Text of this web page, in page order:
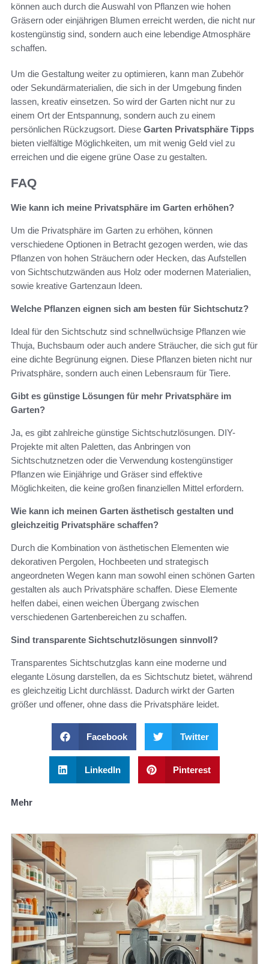
können auch durch die Auswahl von Pflanzen wie hohen
Gräsern oder einjährigen Blumen erreicht werden, die nicht nur
kostengünstig sind, sondern auch eine lebendige Atmosphäre
schaffen.
Um die Gestaltung weiter zu optimieren, kann man Zubehör
oder Sekundärmaterialien, die sich in der Umgebung finden
lassen, kreativ einsetzen. So wird der Garten nicht nur zu
einem Ort der Entspannung, sondern auch zu einem
persönlichen Rückzugsort. Diese Garten Privatsphäre Tipps
bieten vielfältige Möglichkeiten, um mit wenig Geld viel zu
erreichen und die eigene grüne Oase zu gestalten.
FAQ
Wie kann ich meine Privatsphäre im Garten erhöhen?
Um die Privatsphäre im Garten zu erhöhen, können
verschiedene Optionen in Betracht gezogen werden, wie das
Pflanzen von hohen Sträuchern oder Hecken, das Aufstellen
von Sichtschutzwänden aus Holz oder modernen Materialien,
sowie kreative Gartenzaun Ideen.
Welche Pflanzen eignen sich am besten für Sichtschutz?
Ideal für den Sichtschutz sind schnellwüchsige Pflanzen wie
Thuja, Buchsbaum oder auch andere Sträucher, die sich gut für
eine dichte Begrünung eignen. Diese Pflanzen bieten nicht nur
Privatsphäre, sondern auch einen Lebensraum für Tiere.
Gibt es günstige Lösungen für mehr Privatsphäre im
Garten?
Ja, es gibt zahlreiche günstige Sichtschutzlösungen. DIY-
Projekte mit alten Paletten, das Anbringen von
Sichtschutznetzen oder die Verwendung kostengünstiger
Pflanzen wie Einjährige und Gräser sind effektive
Möglichkeiten, die keine großen finanziellen Mittel erfordern.
Wie kann ich meinen Garten ästhetisch gestalten und
gleichzeitig Privatsphäre schaffen?
Durch die Kombination von ästhetischen Elementen wie
dekorativen Pergolen, Hochbeeten und strategisch
angeordneten Wegen kann man sowohl einen schönen Garten
gestalten als auch Privatsphäre schaffen. Diese Elemente
helfen dabei, einen weichen Übergang zwischen
verschiedenen Gartenbereichen zu schaffen.
Sind transparente Sichtschutzlösungen sinnvoll?
Transparentes Sichtschutzglas kann eine moderne und
elegante Lösung darstellen, da es Sichtschutz bietet, während
es gleichzeitig Licht durchlässt. Dadurch wirkt der Garten
größer und offener, ohne dass die Privatsphäre leidet.
Facebook Twitter
LinkedIn Pinterest
Mehr